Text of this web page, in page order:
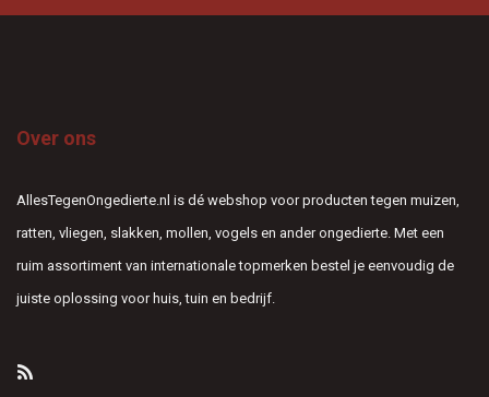
Over ons
AllesTegenOngedierte.nl is dé webshop voor producten tegen muizen,
ratten, vliegen, slakken, mollen, vogels en ander ongedierte. Met een
ruim assortiment van internationale topmerken bestel je eenvoudig de
juiste oplossing voor huis, tuin en bedrijf.